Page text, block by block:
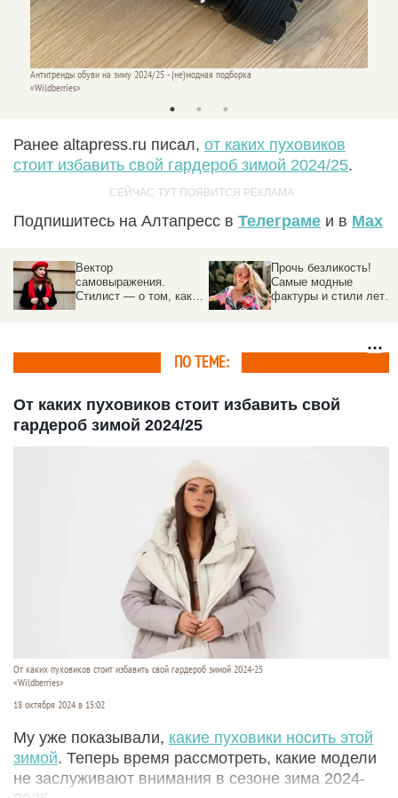
Антитренды обуви на зиму 2024/25 - (не)модная подборка
«Wildberries»
Ранее altapress.ru писал, от каких пуховиков
стоит избавить свой гардероб зимой 2024/25.
Подпишитесь на Алтапресс в Телеграме и в Max
Вектор
самовыражения.
Стилист — о том, как
звезда
Прочь безликость!
Самые модные
фактуры и стили лета
ПО ТЕМЕ:
От каких пуховиков стоит избавить свой
гардероб зимой 2024/25
От каких пуховиков стоит избавить свой гардероб зимой 2024-25
«Wildberries»
18 октября 2024 в 15:02
Му уже показывали, какие пуховики носить этой
зимой. Теперь время рассмотреть, какие модели
не заслуживают внимания в сезоне зима 2024-